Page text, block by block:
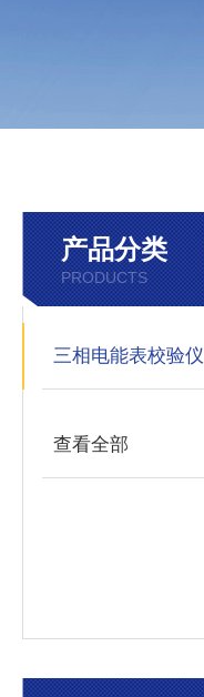
产品分类
PRODUCTS
三相电能表校验仪
查看全部